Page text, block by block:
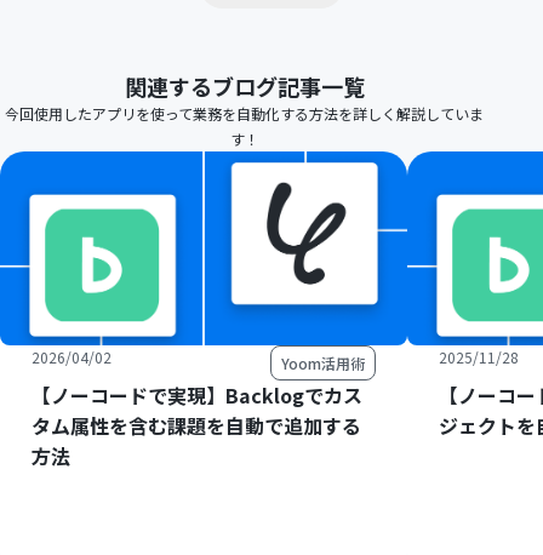
関連するブログ記事一覧
今回使用したアプリを使って業務を自動化する方法を詳しく解説していま
す！
2026/04/02 Yoom活用術
【ノーコードで実現】Backlogでカス
タム属性を含む課題を自動で追加する
方法
2025/11/28
【ノーコ
ジェクト